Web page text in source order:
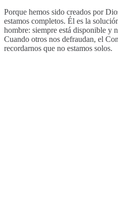
Porque hemos sido creados por
estamos completos. Él es la
hombre: siempre está disponible y
Cuando otros nos defraudan, el
recordarnos que no estamos solos.